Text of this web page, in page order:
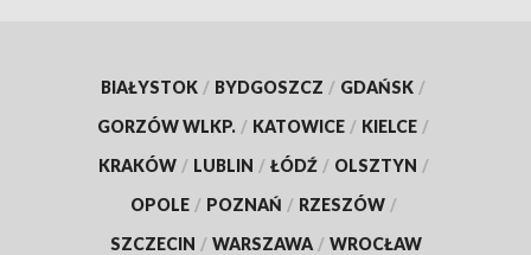
BIAŁYSTOK / BYDGOSZCZ / GDAŃSK /
GORZÓW WLKP. / KATOWICE / KIELCE /
KRAKÓW / LUBLIN / ŁÓDŹ / OLSZTYN /
OPOLE / POZNAŃ / RZESZÓW /
SZCZECIN / WARSZAWA / WROCŁAW